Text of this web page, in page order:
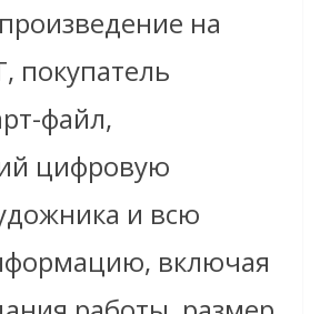
на
покупатель
файл,
цифровую
и всю
включая